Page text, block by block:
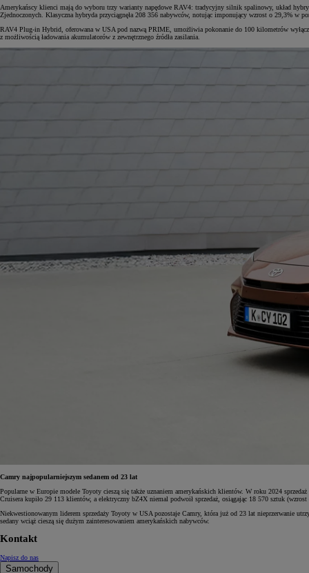
Amerykańscy klienci mają do wyboru trzy warianty napędowe RAV4: tradycyjny silnik spalinowy, układ
Zjednoczonych. Klasyczna hybryda przyciągnęła 208 356 nabywców, notując imponujący wzrost o 29,3%
RAV4 Plug-in Hybrid, oferowana w USA pod nazwą PRIME, umożliwia pokonanie do 100 kilometrów
z możliwością ładowania akumulatorów z zewnętrznego źródła zasilania.
Camry najpopularniejszym sedanem od 23 lat
Popularne w Europie modele Toyoty cieszą się także uznaniem amerykańskich klientów. W roku 2024
Cruisera kupiło 29 113 klientów, a elektryczny bZ4X niemal podwoił sprzedaż, osiągając 18 570 sztuk (wzrost
Niekwestionowanym liderem sprzedaży Toyoty w USA pozostaje Camry, która już od 23 lat nieprzerwanie
sedany wciąż cieszą się dużym zainteresowaniem amerykańskich nabywców.
Kontakt
Napisz do nas
Samochody